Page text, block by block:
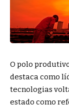
O polo
destaca como
tecnologias
estado como